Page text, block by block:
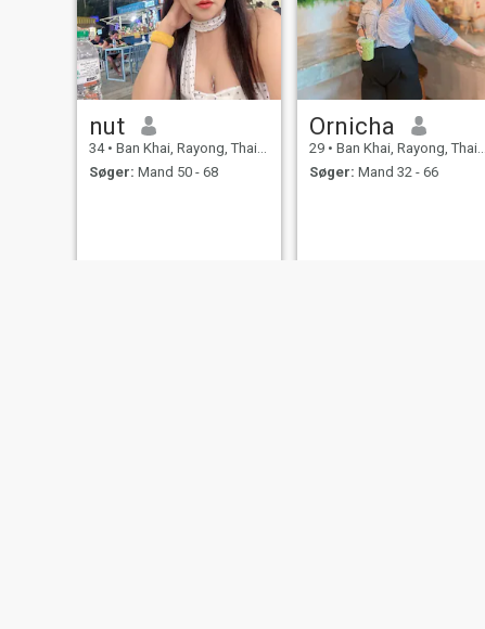
nut
34 • Ban Khai, Rayong, Thailand
Søger: Mand 50 - 68
Ornicha
29 • Ban Khai, Rayong, Thailand
Søger: Mand 32 - 66